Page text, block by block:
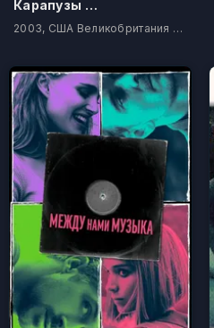
Карапузы встречаются с Торнберри
2003, США Великобритания Корея Южная